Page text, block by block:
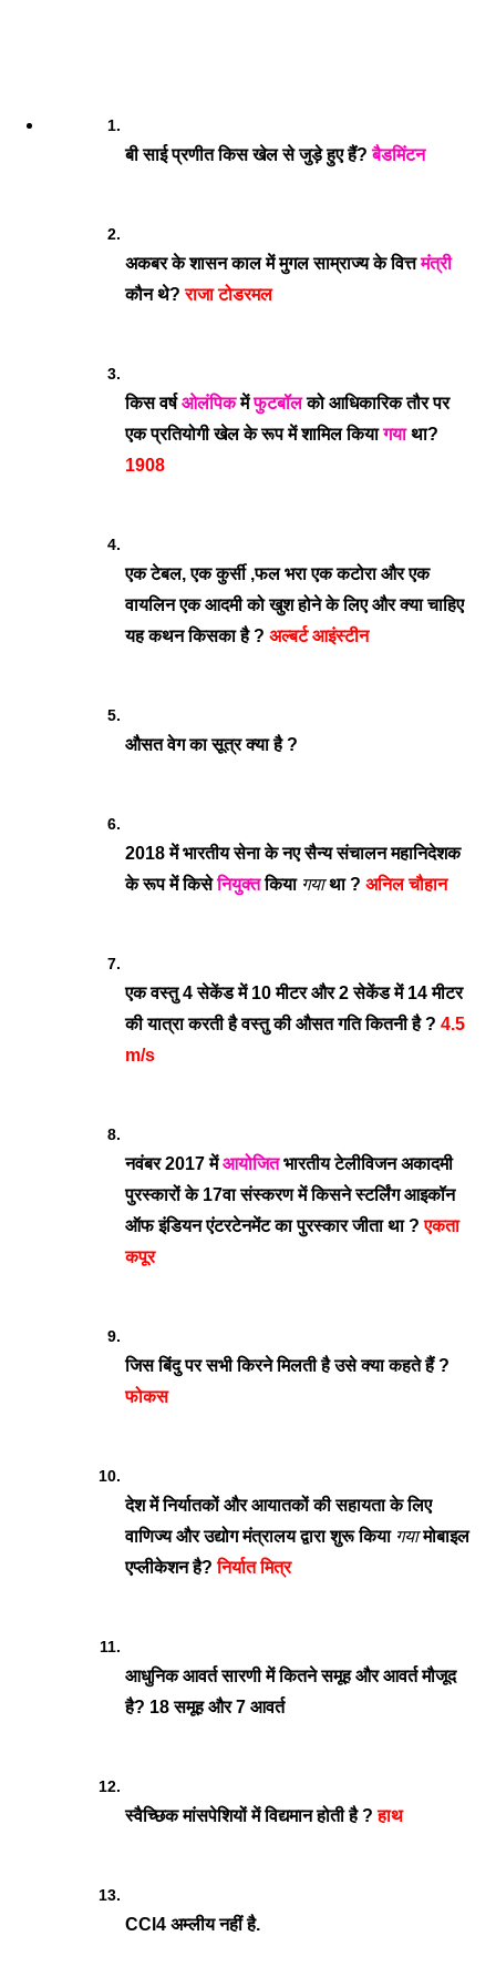
बी साई प्रणीत किस खेल से जुड़े हुए हैं? बैडमिंटन
अकबर के शासन काल में मुगल साम्राज्य के वित्त मंत्री
कौन थे? राजा टोडरमल
किस वर्ष ओलंपिक में फुटबॉल को आधिकारिक तौर पर
एक प्रतियोगी खेल के रूप में शामिल किया गया
1908
एक टेबल, एक कुर्सी ,फल भरा एक कटोरा और एक
वायलिन एक आदमी को खुश होने के लिए और क्या चाहिए
यह कथन किसका है ? अल्बर्ट आइंस्टीन
औसत वेग का सूत्र क्या है ?
2018 में भारतीय सेना के नए सैन्य संचालन महानिदेशक
के रूप में किसे नियुक्त किया गया था ? अनिल चौहान
एक वस्तु 4 सेकेंड में 10 मीटर और 2 सेकेंड में 14 मीटर
की यात्रा करती है वस्तु की औसत गति कितनी है ? 4.5
m/s
नवंबर 2017 में आयोजित भारतीय टेलीविजन अकादमी
पुरस्कारों के 17वा संस्करण में किसने स्टर्लिंग आइकॉन
ऑफ इंडियन एंटरटेनमेंट का पुरस्कार जीता था ? एकता
कपूर
फोकस
देश में निर्यातकों और आयातकों की सहायता के लिए
वाणिज्य और उद्योग मंत्रालय द्वारा शुरू किया गया मोबाइल
एप्लीकेशन है? निर्यात मित्र
आधुनिक आवर्त सारणी में कितने समूह और आवर्त मौजूद
है? 18 समूह और 7 आवर्त
स्वैच्छिक मांसपेशियों में विद्यमान होती है ? हाथ
CCl4 अम्लीय नहीं है.